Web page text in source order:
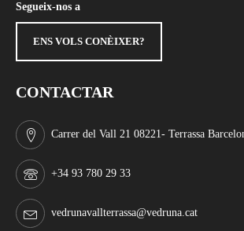
Segueix-nos a
ENS VOLS CONÈIXER?
CONTACTAR
Carrer del Vall 21 08221- Terrassa
+34 93 780 29 33
vedrunavallterrassa@vedruna.cat